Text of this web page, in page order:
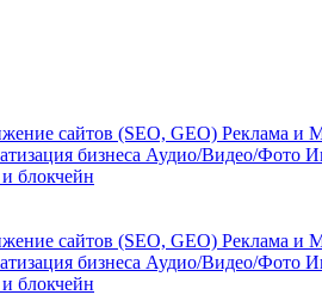
сайтов (SEO, GEO) Реклама и
бизнеса Аудио/Видео/Фото
блокчейн
сайтов (SEO, GEO) Реклама и
бизнеса Аудио/Видео/Фото
блокчейн